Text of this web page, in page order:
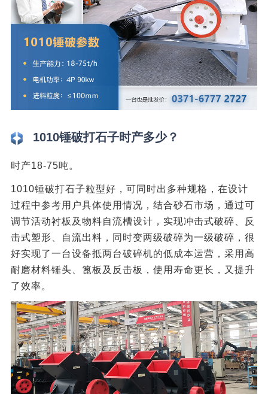
1010锤破打石子时产多少？
时产18-75吨。
1010锤破打石子粒型好，可同时出多种规格，在设计
过程中参考用户具体使用情况，结合砂石市场，通过可
调节活动衬板及物料自流槽设计，实现冲击式破碎、反
击式塑形、自流出料，同时变两级破碎为一级破碎，很
好实现了一台设备抵两台破碎机的低成本运营，采用高
耐磨材料锤头、篦板及反击板，使用寿命更长，又提升
了效率。